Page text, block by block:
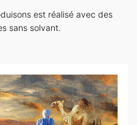
est réalisé avec des
sans solvant.